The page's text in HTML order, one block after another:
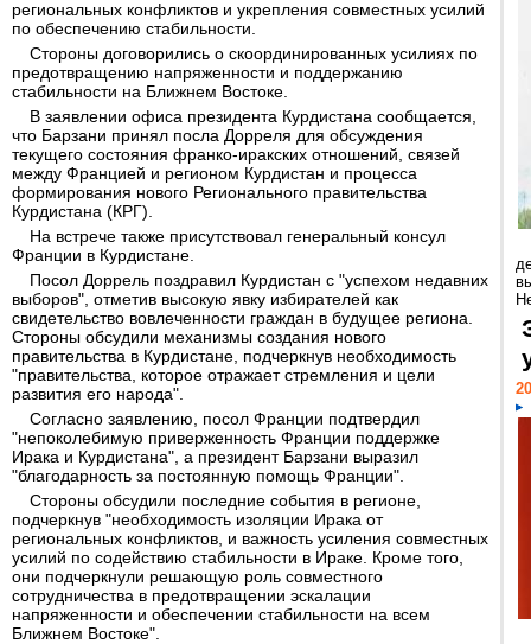
региональных конфликтов и укрепления совместных усилий
по обеспечению стабильности.
Стороны договорились о скоординированных усилиях по
предотвращению напряженности и поддержанию
стабильности на Ближнем Востоке.
В заявлении офиса президента Курдистана сообщается,
что Барзани принял посла Дорреля для обсуждения
текущего состояния франко-иракских отношений, связей
между Францией и регионом Курдистан и процесса
формирования нового Регионального правительства
Курдистана (КРГ).
На встрече также присутствовал генеральный консул
Франции в Курдистане.
Посол Доррель поздравил Курдистан с "успехом недавних
выборов", отметив высокую явку избирателей как
свидетельство вовлеченности граждан в будущее региона.
Стороны обсудили механизмы создания нового
правительства в Курдистане, подчеркнув необходимость
"правительства, которое отражает стремления и цели
развития его народа".
Согласно заявлению, посол Франции подтвердил
"непоколебимую приверженность Франции поддержке
Ирака и Курдистана", а президент Барзани выразил
"благодарность за постоянную помощь Франции".
Стороны обсудили последние события в регионе,
подчеркнув "необходимость изоляции Ирака от
региональных конфликтов, и важность усиления совместных
усилий по содействию стабильности в Ираке. Кроме того,
они подчеркнули решающую роль совместного
сотрудничества в предотвращении эскалации
напряженности и обеспечении стабильности на всем
Ближнем Востоке".